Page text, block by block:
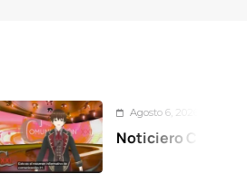
Agosto 6, 2026
Noticiero Comunicación XXI 06-